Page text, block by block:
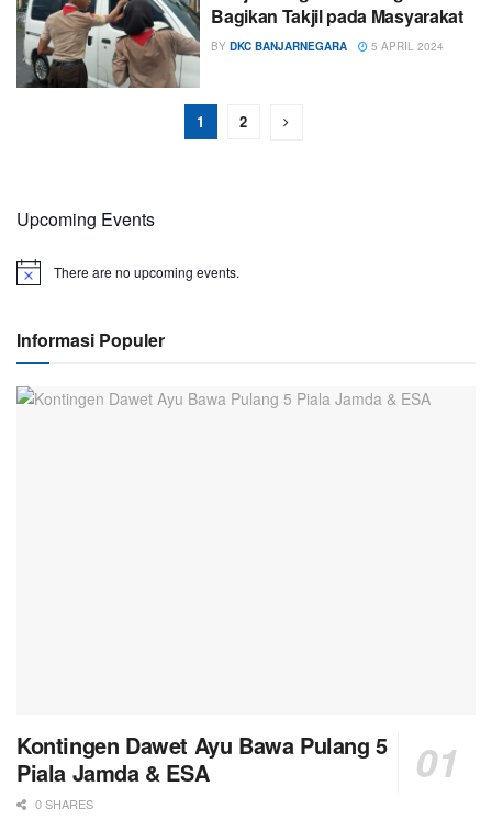
Bagikan Takjil pada Masyarakat
BY DKC BANJARNEGARA 5 APRIL 2024
1 2
Upcoming Events
There are no upcoming events.
Informasi Populer
Kontingen Dawet Ayu Bawa Pulang 5
Piala Jamda & ESA
0 SHARES